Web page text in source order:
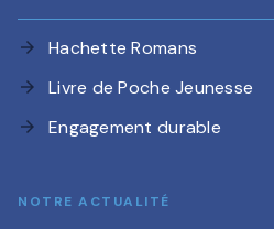
arrow_forward Hachette Romans
arrow_forward Livre de Poche Jeunesse
arrow_forward Engagement durable
NOTRE ACTUALITÉ